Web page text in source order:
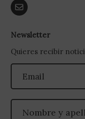
Newsletter
Quieres recibir